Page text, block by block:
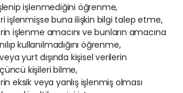
işlenmediğini öğrenme,
işlenmişse buna ilişkin bilgi talep etme,
işlenme amacını ve bunların amacına
kullanılmadığını öğrenme,
yurt dışında kişisel verilerin
kişileri bilme,
eksik veya yanlış işlenmiş olması